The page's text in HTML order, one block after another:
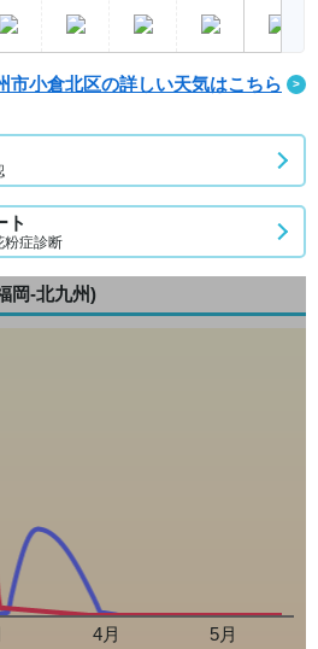
市小倉北区の詳しい天気はこちら
ト
粉症診断
岡-北九州)
4月
5月